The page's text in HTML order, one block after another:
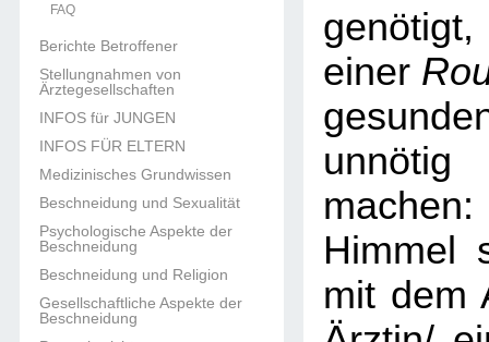
FAQ
Berichte Betroffener
Stellungnahmen von
Ärztegesellschaften
INFOS für JUNGEN
INFOS FÜR ELTERN
Medizinisches Grundwissen
Beschneidung und Sexualität
Psychologische Aspekte der
Beschneidung
Beschneidung und Religion
Gesellschaftliche Aspekte der
Beschneidung
einer
Himmel
mit dem